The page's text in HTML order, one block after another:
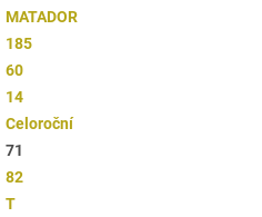
MATADOR
185
60
14
Celoroční
71
82
T